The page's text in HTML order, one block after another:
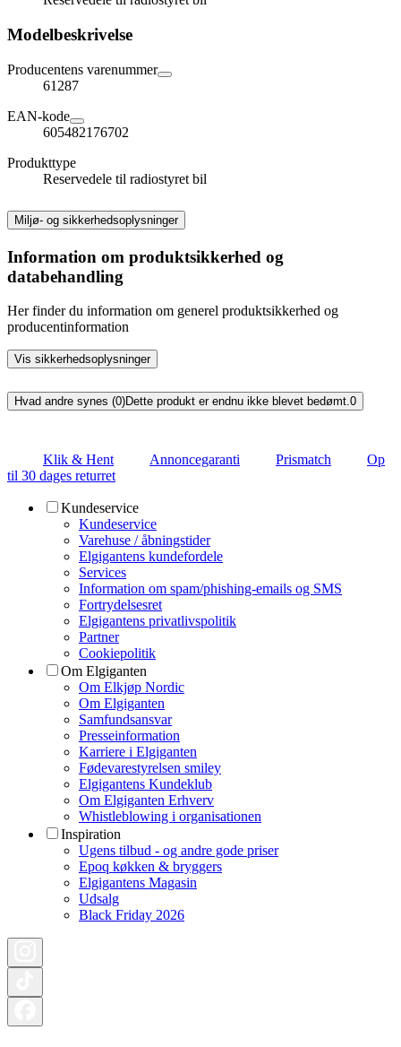
Modelbeskrivelse
Producentens varenummer
61287
EAN-kode
605482176702
Produkttype
Reservedele til radiostyret bil
Miljø- og sikkerhedsoplysninger
Information om produktsikkerhed og
databehandling
Her finder du information om generel produktsikkerhed og
producentinformation
Vis sikkerhedsoplysninger
Hvad andre synes (0)Dette produkt er endnu ikke blevet bedømt.0
Klik & Hent Annoncegaranti Prismatch
Op
til 30 dages returret
Kundeservice
Kundeservice
Varehuse / åbningstider
Elgigantens kundefordele
Services
Information om spam/phishing-emails og SMS
Fortrydelsesret
Elgigantens privatlivspolitik
Partner
Cookiepolitik
Om Elgiganten
Om Elkjøp Nordic
Om Elgiganten
Samfundsansvar
Presseinformation
Karriere i Elgiganten
Fødevarestyrelsen smiley
Elgigantens Kundeklub
Om Elgiganten Erhverv
Whistleblowing i organisationen
Inspiration
Ugens tilbud - og andre gode priser
Epoq køkken & bryggers
Elgigantens Magasin
Udsalg
Black Friday 2026